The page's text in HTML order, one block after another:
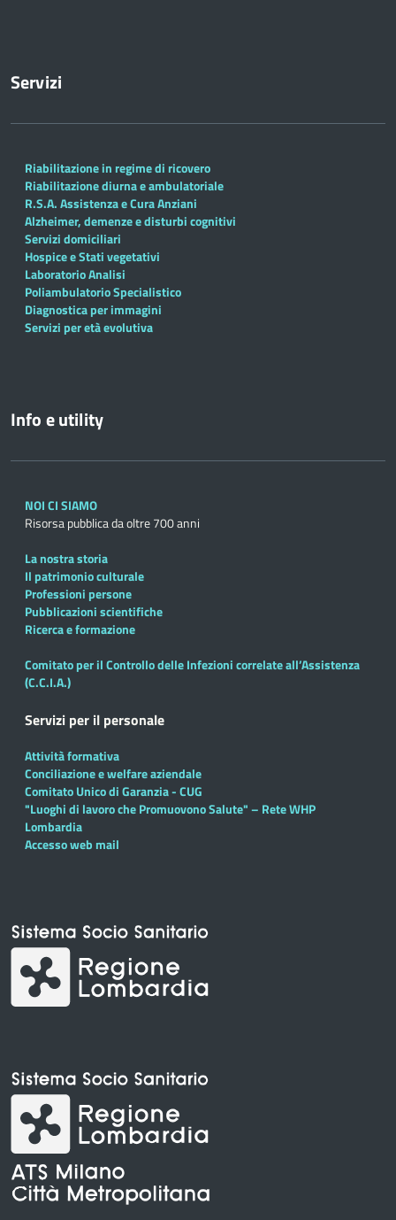
Servizi
Riabilitazione in regime di ricovero
Riabilitazione diurna e ambulatoriale
R.S.A. Assistenza e Cura Anziani
Alzheimer, demenze e disturbi cognitivi
Servizi domiciliari
Hospice e Stati vegetativi
Laboratorio Analisi
Poliambulatorio Specialistico
Diagnostica per immagini
Servizi per età evolutiva
Info e utility
NOI CI SIAMO
Risorsa pubblica da oltre 700 anni
La nostra storia
Il patrimonio culturale
Professioni persone
Pubblicazioni scientifiche
Ricerca e formazione
Comitato per il Controllo delle Infezioni correlate all’Assistenza
(C.C.I.A.)
Servizi per il personale
Attività formativa
Conciliazione e welfare aziendale
Comitato Unico di Garanzia - CUG
"Luoghi di lavoro che Promuovono Salute" – Rete WHP
Lombardia
Accesso web mail